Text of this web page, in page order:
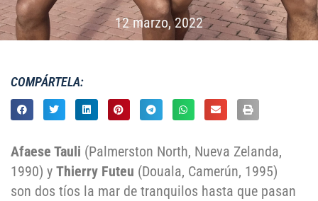
12 marzo, 2022
COMPÁRTELA:
Afaese Tauli (Palmerston North, Nueva Zelanda,
1990) y Thierry Futeu (Douala, Camerún, 1995)
son dos tíos la mar de tranquilos hasta que pasan